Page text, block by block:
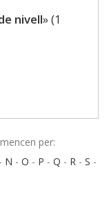
nivell» (1
per:
- N - O - P - Q - R - S -